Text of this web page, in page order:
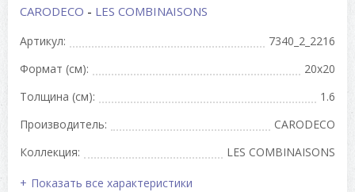
CARODECO - LES COMBINAISONS
Артикул:
7340_2_2216
Формат (см):
20x20
Толщина (см):
1.6
Производитель:
CARODECO
Коллекция:
LES COMBINAISONS
Показать все характеристики